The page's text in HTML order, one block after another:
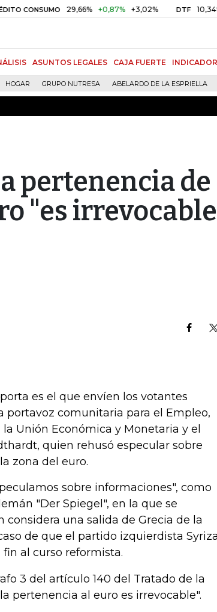
29,66% +0,87% +3,02% DTF 10,34%
ASUNTOS LEGALES CAJA FUERTE
HOGAR GRUPO NUTRESA ABELARDO DE LA ESPRIELLA
pertenencia de
"es
es el que envíen los votantes
portavoz comunitaria para el Empleo,
Unión Económica y Monetaria y el
quien rehusó especular sobre
zona del euro.
sobre informaciones", como
"Der Spiegel", en la que se
una salida de Grecia de la
de que el partido izquierdista
al curso reformista.
3 del artículo 140 del Tratado de la
pertenencia al euro es irrevocable".